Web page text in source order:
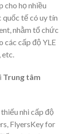
cho họ nhiều
tế có uy tín
nhằm tổ chức
các cấp độ YLE
etc.
Trung tâm
nhi cấp độ
FlyersKey for